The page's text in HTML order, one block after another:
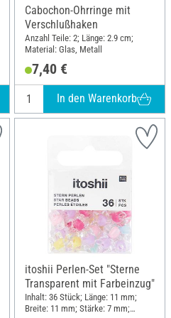
Cabochon-Ohrringe mit
Verschlußhaken
Anzahl Teile: 2; Länge: 2.9 cm;
Material: Glas, Metall
7,40 €
In den Warenkorb
itoshii Perlen-Set "Sterne
Transparent mit Farbeinzug"
Inhalt: 36 Stück; Länge: 11 mm;
Breite: 11 mm; Stärke: 7 mm;